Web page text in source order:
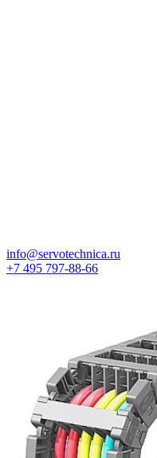
info@servotechnica.ru
+7 495 797-88-66